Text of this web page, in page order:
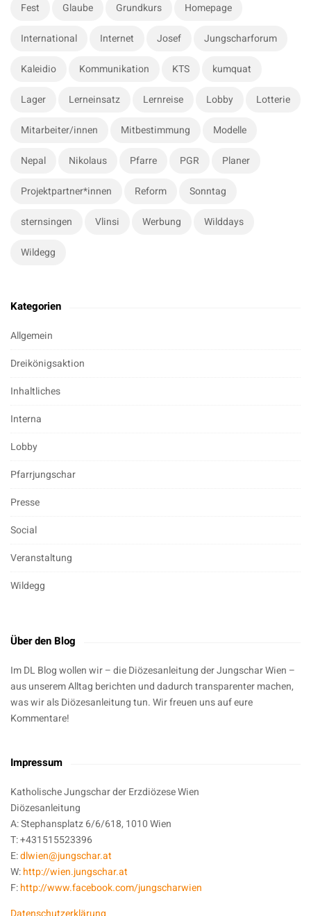
Fest Glaube Grundkurs Homepage
International Internet Josef Jungscharforum
Kaleidio Kommunikation KTS kumquat
Lager Lerneinsatz Lernreise Lobby Lotterie
Mitarbeiter/innen Mitbestimmung Modelle
Nepal Nikolaus Pfarre PGR Planer
Projektpartner*innen Reform Sonntag
sternsingen Vlinsi Werbung Wilddays
Wildegg
Kategorien
Allgemein
Dreikönigsaktion
Inhaltliches
Interna
Lobby
Pfarrjungschar
Presse
Social
Veranstaltung
Wildegg
Über den Blog
Im DL Blog wollen wir – die Diözesanleitung der Jungschar Wien –
aus unserem Alltag berichten und dadurch transparenter machen,
was wir als Diözesanleitung tun. Wir freuen uns auf eure
Kommentare!
Impressum
Katholische Jungschar der Erzdiözese Wien
Diözesanleitung
A: Stephansplatz 6/6/618, 1010 Wien
T: +431515523396
E:dlwien@jungschar.at
W:http://wien.jungschar.at
F:http://www.facebook.com/jungscharwien